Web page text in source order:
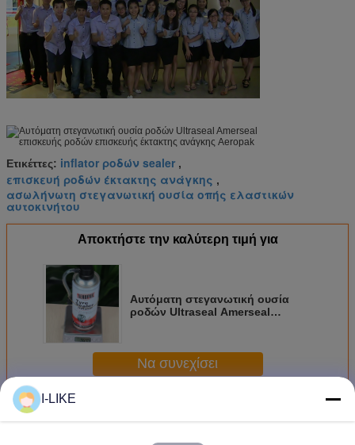
Ετικέττες: inflator ροδών sealer ,
επισκευή ροδών έκτακτης ανάγκης ,
ασωλήνωτη στεγανωτική ουσία οπής ελαστικών
αυτοκινήτου
Αποκτήστε την καλύτερη τιμή για
Αυτόματη στεγανωτική ουσία
ροδών Ultraseal Amerseal
Να συνεχίσει
Περισσότεροι
Επισκευή ελαστικών αυτοκινήτου έκτακτης ανάγκης
I-LIKE